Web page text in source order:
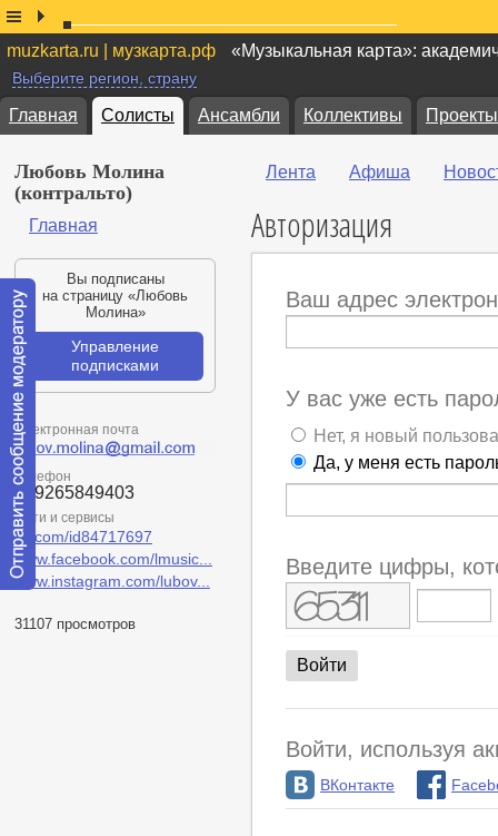
muzkarta.ru | музкарта.рф «Музыкальная карта»:
Выберите регион, страну
Главная Солисты Ансамбли Коллективы Проекты
Любовь Молина
(контральто)
Главная
Вы подписаны
на страницу «Любовь
Молина»
Управление
подписками
Электронная почта
Телефон
+79265849403
Сети и сервисы
vk.com/id84717697
www.facebook.com/lmusic...
www.instagram.com/lubov...
31107 просмотров
Лента Афиша
Авторизация
Ваш адрес
У вас уже есть
Нет, я новый
Да, у меня есть
Введите цифры,
Войти, используя
ВКонтакте
сообщение
модератору